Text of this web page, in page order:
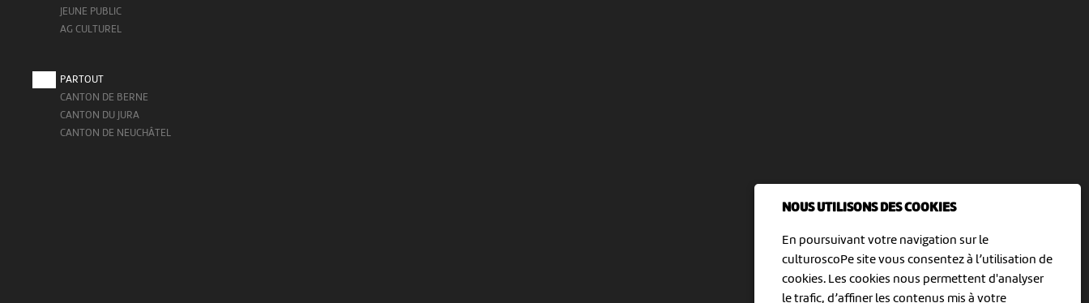
NOUS UTILISONS DES COOKIES
En poursuivant votre navigation sur le
culturoscoPe site vous consentez à l’utilisation de
cookies. Les cookies nous permettent d'analyser
le trafic, d’affiner les contenus mis à votre
JEUNE PUBLIC
AG CULTUREL
PARTOUT
CANTON DE BERNE
CANTON DU JURA
CANTON DE NEUCHÂTEL